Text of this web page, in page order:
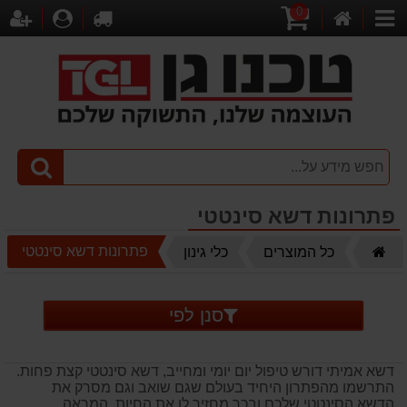
קטגוריות
הבית
0
לקופה
פתרונות דשא סינטטי
כל המוצרים כלי גינון פתרונות דשא סינטטי
סנן לפי
דשא אמיתי דורש טיפול יום יומי ומחייב, דשא סינטטי קצת פחות.
התרשמו מהפתרון היחיד בעולם שגם שואב וגם מסרק את
הדשא הסינטטי שלכם ובכך מחזיר לו את החיות, המראה